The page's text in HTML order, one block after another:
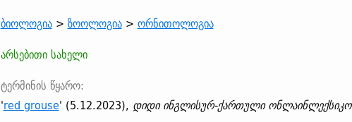
ბიოლოგია> ზოოლოგია> ორნითოლოგია
არსებითი სახელი
ტერმინის წყარო:
'red grouse' (5.12.2023), დიდი ინგლისურ-ქართული